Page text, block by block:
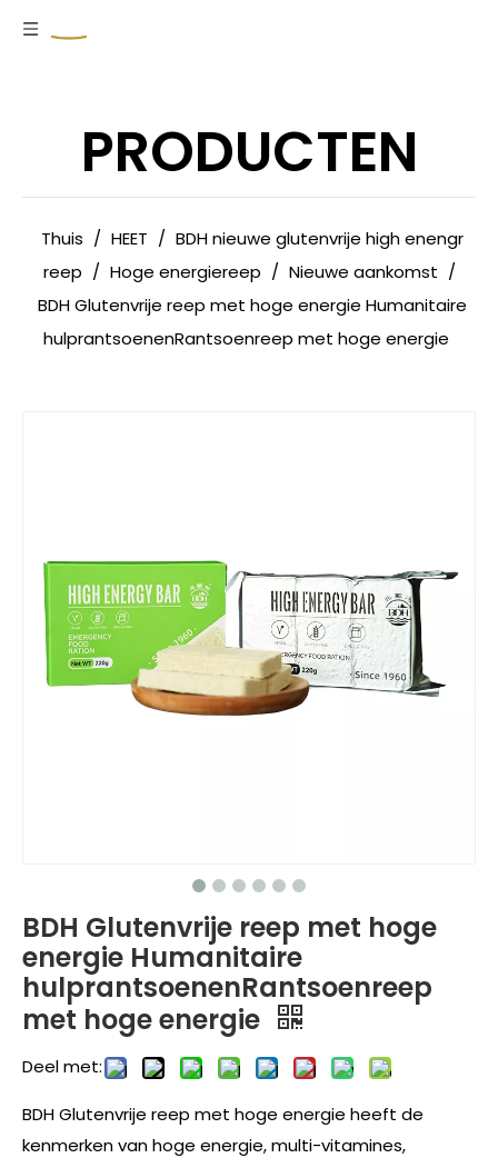
PRODUCTEN
Thuis / HEET / BDH nieuwe glutenvrije high enengr
reep / Hoge energiereep / Nieuwe aankomst /
BDH Glutenvrije reep met hoge energie Humanitaire
hulprantsoenenRantsoenreep met hoge energie
BDH Glutenvrije reep met hoge
energie Humanitaire
hulprantsoenenRantsoenreep
met hoge energie
Deel met:
BDH Glutenvrije reep met hoge energie heeft de
kenmerken van hoge energie, multi-vitamines,